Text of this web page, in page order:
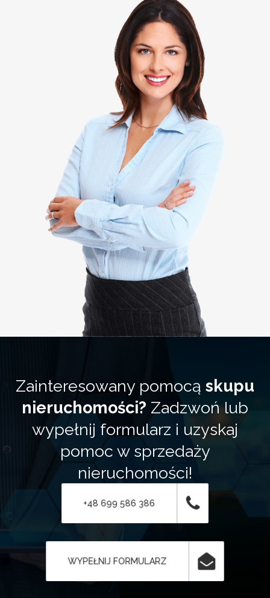
Zainteresowany pomocą skupu
nieruchomości? Zadzwoń lub
wypełnij formularz i uzyskaj
pomoc w sprzedaży
nieruchomości!
+48 699 586 386
WYPEŁNIJ FORMULARZ